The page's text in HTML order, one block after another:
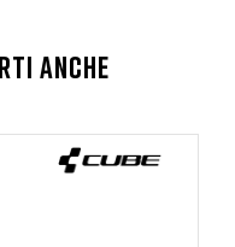
ANCHE